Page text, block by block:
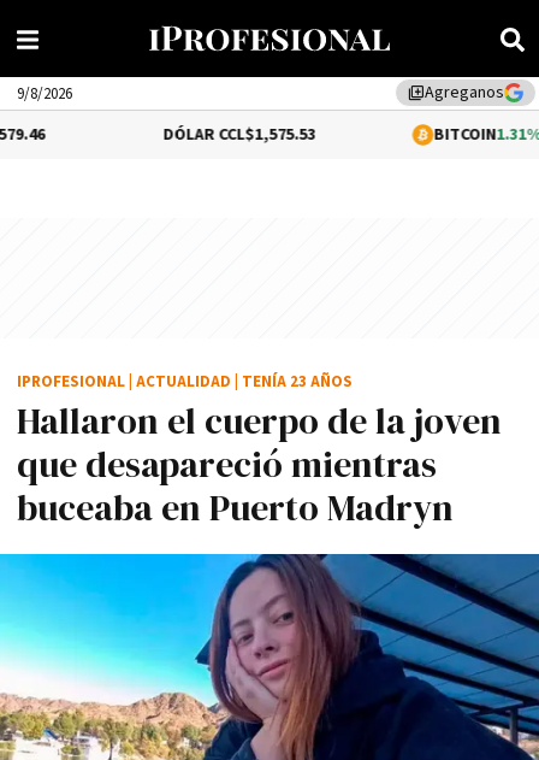
library_addAgreganos
9/8/2026
$1,575.53 1.31%$65,123.35
Hallaron el cuerpo de la joven
que desapareció mientras
buceaba en Puerto Madryn
IPROFESIONAL ACTUALIDAD TENÍA 23 AÑOS